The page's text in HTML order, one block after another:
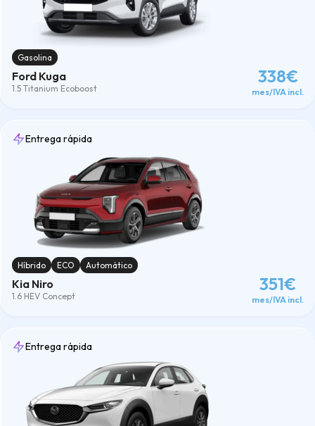
Gasolina
Ford Kuga
1.5 Titanium Ecoboost
338€
mes/IVA incl.
Entrega rápida
Híbrido ECO Automático
Kia Niro
1.6 HEV Concept
351€
mes/IVA incl.
Entrega rápida